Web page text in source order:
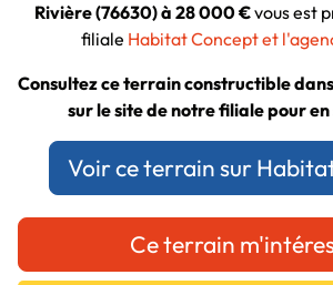
Rivière (76630) à 28 000 €vous est
filiale Habitat Concept et
Consultez ce terrain constructible
sur le site de notre filiale pour
Voir ce terrain sur
Ce terrain